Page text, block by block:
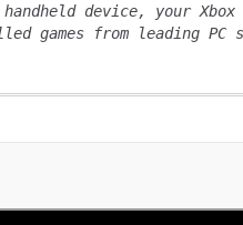
handheld device, your
games from leading